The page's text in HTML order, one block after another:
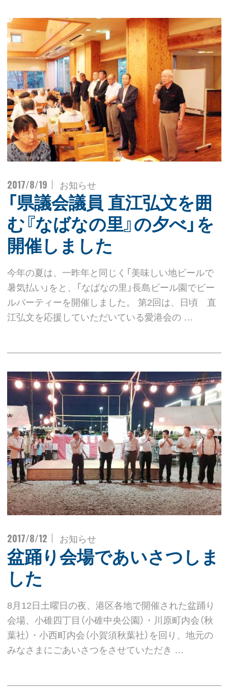
2017/8/19 お知らせ
「県議会議員 直江弘文を囲
む『なばなの里』の夕べ」を
開催しました
今年の夏は、一昨年と同じく「美味しい地ビールで
暑気払い」をと、「なばなの里」長島ビール園でビー
ルパーティーを開催しました。 第2回は、日頃 直
江弘文を応援していただいている愛港会の …
2017/8/12 お知らせ
盆踊り会場であいさつしま
した
8月12日土曜日の夜、港区各地で開催された盆踊り
会場、小碓四丁目（小碓中央公園）・川原町内会（秋
葉社）・小西町内会（小賀須秋葉社）を回り、地元の
みなさまにごあいさつをさせていただき …